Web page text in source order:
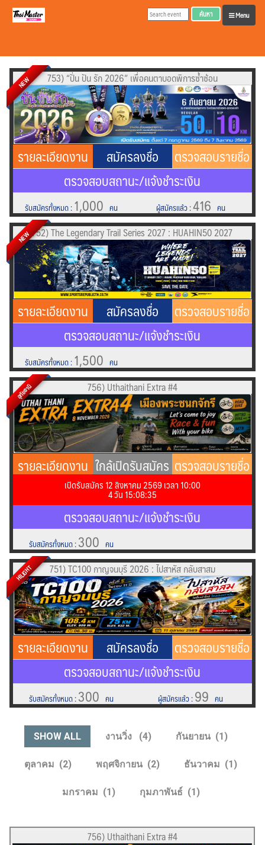
Menu
ค้นหา
NEW 753) “ปั่น ปัน รัก 2026” เพื่อคนตาบอดพิการซ้ำซ้อน
รายละเอียดงาน สมัครลงชื่อ
ตรวจสอบรายชื่อ
ตรวจสอบสถานะ/แจ้งชำระเงิน
รับสมัครทั้งหมด:1,000 คน ผู้สมัครแล้ว:416 คน
NEW752) The Legendary Trail Series 2027 : HUAHIN50 2027
รายละเอียดงาน สมัครลงชื่อ
ตรวจสอบรายชื่อ
ตรวจสอบสถานะ/แจ้งชำระเงิน
รับสมัครทั้งหมด:1,500 คน
อุทัยธานี 756) Uthaithani Extra #4
รายละเอียดงาน ใกล้เปิดรับสมัคร
!!
ตรวจสอบรายชื่อ
เปิดรับสมัคร 12 สิงหาคม 2569 เวลา 10:00
4วัน 15:08:35
ตรวจสอบสถานะ/แจ้งชำระเงิน
รับสมัครทั้งหมด:300 คน
HILIGHT 751) TC100 กาญจนบุรี 2026 : ไปสาหัส กลับสาสม
รายละเอียดงาน สมัครลงชื่อ
ตรวจสอบรายชื่อ
ตรวจสอบสถานะ/แจ้งชำระเงิน
รับสมัครทั้งหมด:300 คน ผู้สมัครแล้ว:99 คน
SHOW ALL งานวิ่ง 4 กันยายน 1
ตุลาคม 2 พฤศจิกายน 2 ธันวาคม 1
มกราคม 1 กุมภาพันธ์ 1
756) Uthaithani Extra #4